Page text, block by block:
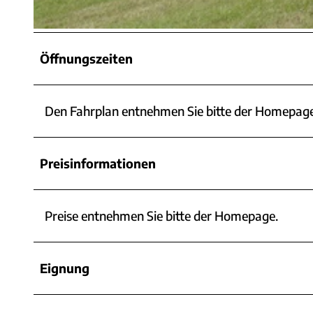
©CC-BY-SA
Öffnungszeiten
Den Fahrplan entnehmen Sie bitte der
Preisinformationen
Preise entnehmen Sie bitte der Homepage.
Eignung